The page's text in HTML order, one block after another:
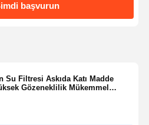
Sistemi
başvurun
Su Filtresi Askıda Katı Madde
Gözeneklilik Mükemmel